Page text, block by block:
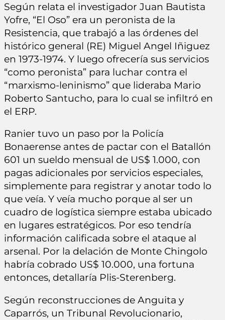
Según relata el investigador Juan Bautista
Yofre, “El Oso” era un peronista de la
Resistencia, que trabajó a las órdenes del
histórico general (RE) Miguel Angel Iñiguez
en 1973-1974. Y luego ofrecería sus servicios
“como peronista” para luchar contra el
“marxismo-leninismo” que lideraba Mario
Roberto Santucho, para lo cual se infiltró en
el ERP.
Ranier tuvo un paso por la Policía
Bonaerense antes de pactar con el Batallón
601 un sueldo mensual de US$ 1.000, con
pagas adicionales por servicios especiales,
simplemente para registrar y anotar todo lo
que veía. Y veía mucho porque al ser un
cuadro de logística siempre estaba ubicado
en lugares estratégicos. Por eso tendría
información calificada sobre el ataque al
arsenal. Por la delación de Monte Chingolo
habría cobrado US$ 10.000, una fortuna
entonces, detallaría Plis-Sterenberg.
Según reconstrucciones de Anguita y
Caparrós, un Tribunal Revolucionario,